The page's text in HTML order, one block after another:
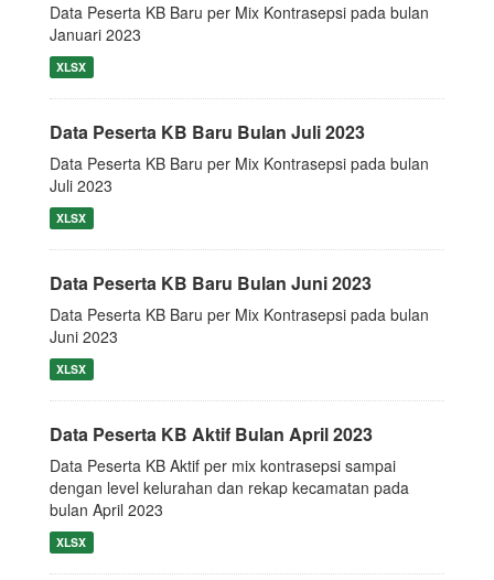
Data Peserta KB Baru per Mix Kontrasepsi pada bulan
Januari 2023
XLSX
Data Peserta KB Baru Bulan Juli 2023
Data Peserta KB Baru per Mix Kontrasepsi pada bulan
Juli 2023
XLSX
Data Peserta KB Baru Bulan Juni 2023
Data Peserta KB Baru per Mix Kontrasepsi pada bulan
Juni 2023
XLSX
Data Peserta KB Aktif Bulan April 2023
Data Peserta KB Aktif per mix kontrasepsi sampai
dengan level kelurahan dan rekap kecamatan pada
bulan April 2023
XLSX